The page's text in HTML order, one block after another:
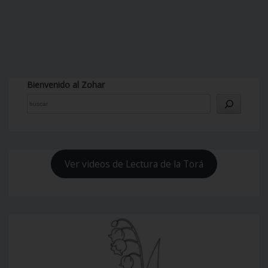
Bienvenido al Zohar
Ver videos de Lectura de la Torá